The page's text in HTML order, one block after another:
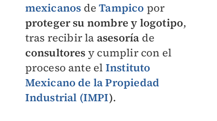
mexicanos deTampico por
proteger su nombre y logotipo,
tras recibir la asesoría de
consultores y cumplir con el
proceso ante el Instituto
Mexicano de la Propiedad
Industrial (IMPI).